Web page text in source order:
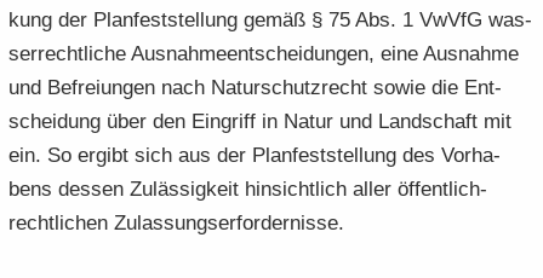
kung der Plan­fest­stel­lung gemäß § 75 Abs. 1 VwVfG was­
ser­recht­li­che Aus­nah­me­ent­schei­dun­gen, eine Aus­nah­me
und Be­frei­un­gen nach Na­tur­schutz­recht sowie die Ent­
schei­dung über den Ein­griff in Natur und Land­schaft mit
ein. So er­gibt sich aus der Plan­fest­stel­lung des Vor­ha­
bens des­sen Zu­läs­sig­keit hin­sicht­lich aller öffentlich-​
rechtlichen Zu­las­sungs­er­for­der­nis­se.